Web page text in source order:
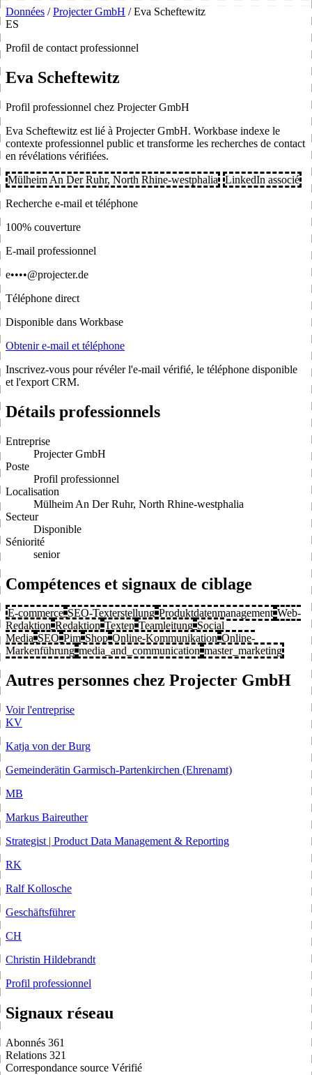
Données / Projecter GmbH / Eva Scheftewitz
ES
Profil de contact professionnel
Eva Scheftewitz
Profil professionnel chez Projecter GmbH
Eva Scheftewitz est lié à Projecter GmbH. Workbase indexe le
contexte professionnel public et transforme les recherches de contact
en révélations vérifiées.
Mülheim An Der Ruhr, North Rhine-westphalia
LinkedIn associé
Recherche e-mail et téléphone
100% couverture
E-mail professionnel
e••••@projecter.de
Téléphone direct
Disponible dans Workbase
Obtenir e-mail et téléphone
Inscrivez-vous pour révéler l'e-mail vérifié, le téléphone disponible
et l'export CRM.
Détails professionnels
Entreprise
Projecter GmbH
Poste
Profil professionnel
Localisation
Mülheim An Der Ruhr, North Rhine-westphalia
Secteur
Disponible
Séniorité
senior
Compétences et signaux de ciblage
E-commerce SEO-Texterstellung Produktdatenmanagement Web-
Redaktion Redaktion Texten Teamleitung Social
Media SEO Pim Shop Online-Kommunikation Online-
Markenführung media_and_communication master_marketing
Autres personnes chez Projecter GmbH
Voir l'entreprise
KV
Katja von der Burg
Gemeinderätin Garmisch-Partenkirchen (Ehrenamt)
MB
Markus Baireuther
Strategist | Product Data Management & Reporting
RK
Ralf Kollosche
Geschäftsführer
CH
Christin Hildebrandt
Profil professionnel
Signaux réseau
Abonnés 361
Relations 321
Correspondance source Vérifié